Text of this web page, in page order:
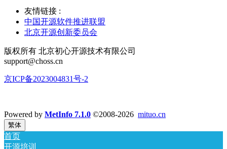
友情链接 :
中国开源软件推进联盟
北京开源创新委员会
版权所有 北京初心开源技术有限公司
support@choss.cn
京ICP备2023004831号-2
Powered by MetInfo 7.1.0 ©2008-2026 mituo.cn
繁体
首页
开源培训